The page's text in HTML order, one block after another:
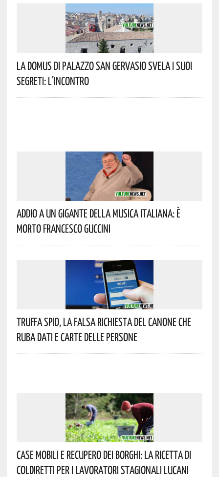
La Domus Di Palazzo San Gervasio Svela I Suoi
Segreti: L’incontro
Addio A Un Gigante Della Musica Italiana: È
Morto Francesco Guccini
Truffa Spid, La Falsa Richiesta Del Canone Che
Ruba Dati E Carte Delle Persone
Case Mobili E Recupero Dei Borghi: La Ricetta Di
Coldiretti Per I Lavoratori Stagionali Lucani